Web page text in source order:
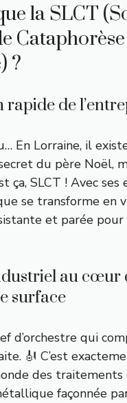
la SLCT
Cataphorèse
?
rapide de
En Lorraine, il
du père Noël,
ça, SLCT ! Avec
se transforme en
et parée
au cœur
surface
d’orchestre qui
🎻 C’est
des traitements
façonnée